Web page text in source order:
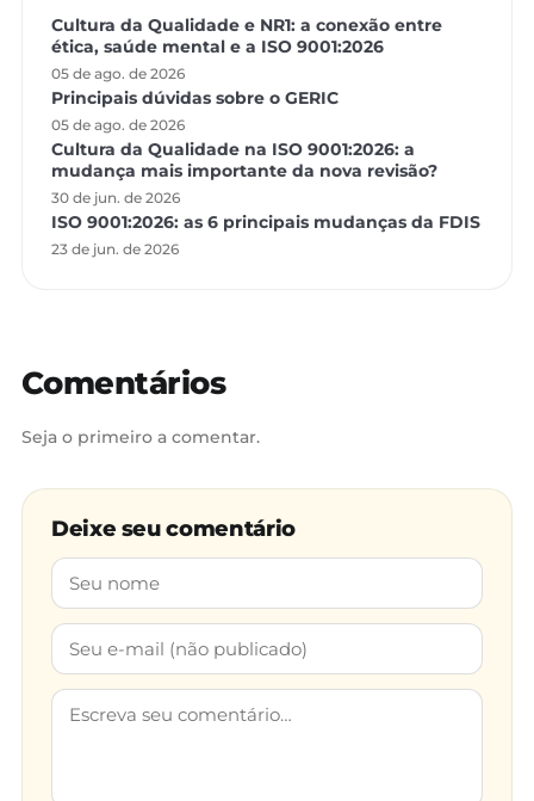
Cultura da Qualidade e NR1: a conexão entre
ética, saúde mental e a ISO 9001:2026
05 de ago. de 2026
Principais dúvidas sobre o GERIC
05 de ago. de 2026
Cultura da Qualidade na ISO 9001:2026: a
mudança mais importante da nova revisão?
30 de jun. de 2026
ISO 9001:2026: as 6 principais mudanças da FDIS
23 de jun. de 2026
Comentários
Seja o primeiro a comentar.
Deixe seu comentário